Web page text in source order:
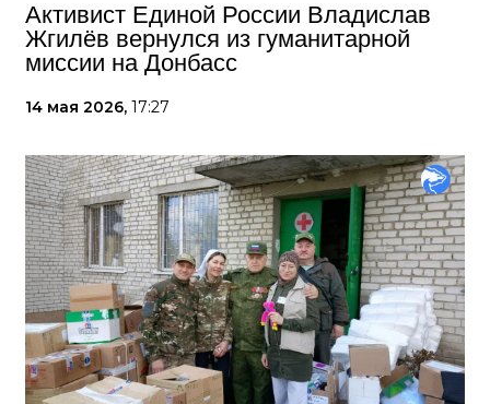
Активист Единой России Владислав
Жгилёв вернулся из гуманитарной
миссии на Донбасс
14 мая 2026, 17:27